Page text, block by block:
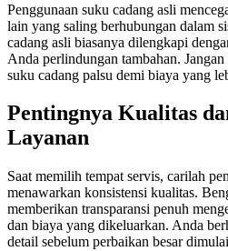
Penggunaan suku cadang asli
lain yang saling berhubungan dalam
cadang asli biasanya dilengkapi
Anda perlindungan tambahan.
suku cadang palsu demi biaya yang
Pentingnya Kualitas
Layanan
Saat memilih tempat servis, carilah
menawarkan konsistensi kualitas.
memberikan transparansi penuh
dan biaya yang dikeluarkan. Anda
detail sebelum perbaikan besar